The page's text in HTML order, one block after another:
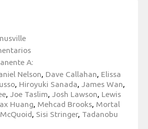
A:
Nelson Dave Callahan Elissa
Hiroyuki Sanada James Wan
Joe Taslim Josh Lawson Lewis
Huang Mehcad Brooks Mortal
Sisi Stringer, Tadanobu